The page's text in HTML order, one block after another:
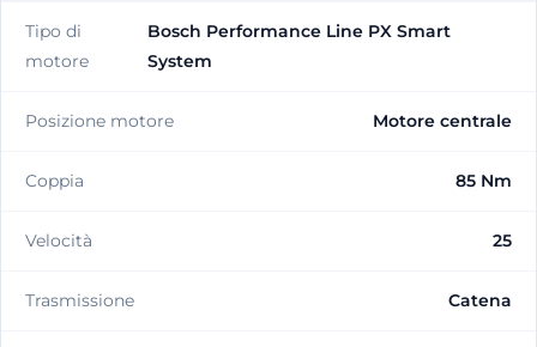
Tipo di
motore
Bosch Performance Line PX Smart
System
Posizione motore Motore centrale
Coppia 85 Nm
Velocità 25
Trasmissione Catena